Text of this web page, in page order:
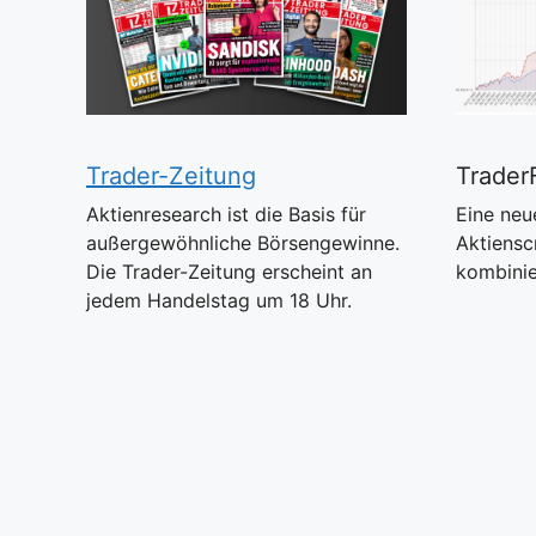
Trader-Zeitung
Aktienresearch ist die Basis für
außergewöhnliche Börsengewinne.
Die Trader-Zeitung erscheint an
jedem Handelstag um 18 Uhr.
Eine